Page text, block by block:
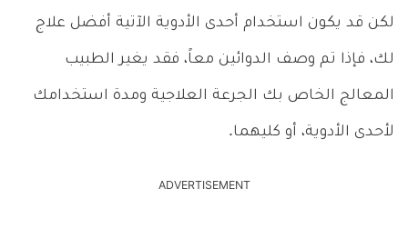
لكن قد يكون استخدام أحدى الأدوية الآتية أفضل علاج
لك، فإذا تم وصف الدوائين معاً، فقد يغير الطبيب
المعالج الخاص بك الجرعة العلاجية ومدة استخدامك
لأحدى الأدوية، أو كليهما.
ADVERTISEMENT